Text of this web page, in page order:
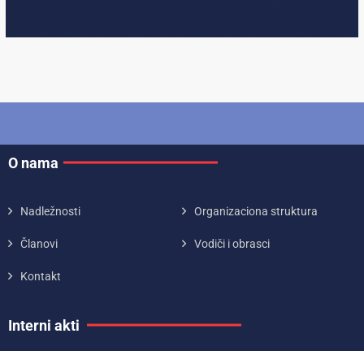
O nama
Nadležnosti Organizaciona struktura
Članovi Vodiči i obrasci
Kontakt
Interni akti